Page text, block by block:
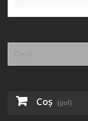
Coş (gol)